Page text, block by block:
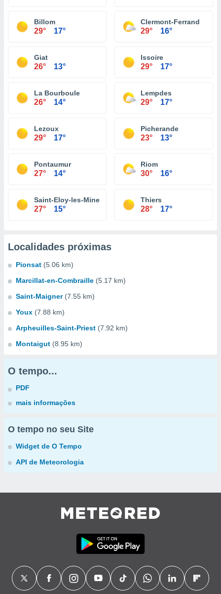
Billom
29° 17°
Clermont-Ferrand
29° 16°
Giat
26° 13°
Issoire
29° 17°
La Bourboule
26° 14°
Lempdes
29° 17°
Lezoux
29° 17°
Picherande
23° 13°
Pontaumur
27° 14°
Riom
30° 16°
Saint-Eloy-les-Mines
27° 15°
Thiers
28° 17°
Localidades próximas
Pionsat (5.06 km)
Marcillat-en-Combraille (5.17 km)
Saint-Maigner (7.55 km)
Youx (7.88 km)
Arpheuilles-Saint-Priest (7.92 km)
Montaigut (8.95 km)
O tempo...
PDF
mais informações
O tempo no seu Site
Widget de O Tempo
API de Meteorologia